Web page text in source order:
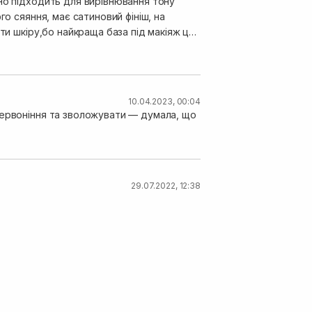
сяяння, має сатиновий фініш, на
шкіру,бо найкраща база під макіяж це
наврядчи до нього б
10.04.2023, 00:04
та зволожувати — думала, що
29.07.2022, 12:38